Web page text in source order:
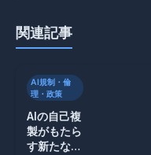
関連記事
AI規制・倫
理・政策
AIの自己複
製がもたら
す新たな脅